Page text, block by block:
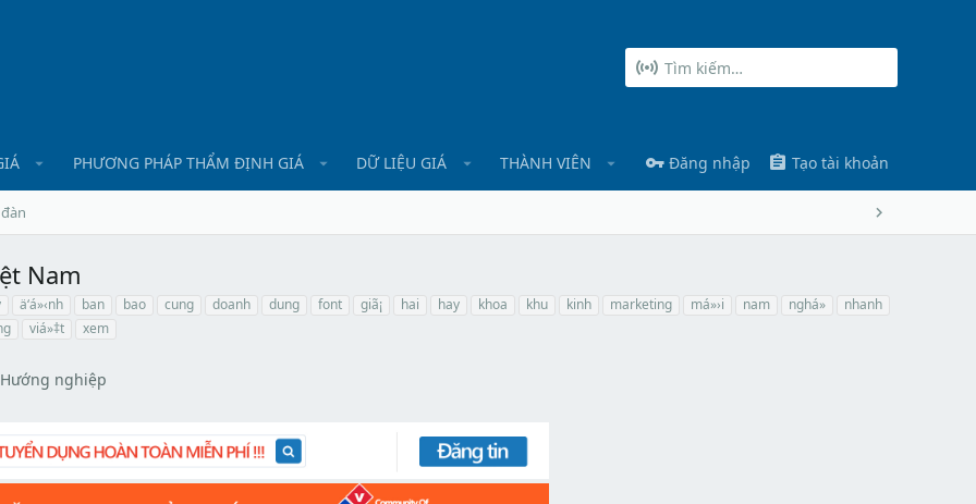
PHƯƠNG PHÁP THẨM ĐỊNH GIÁ DỮ LIỆU GIÁ THÀNH VIÊN Đăng nhập Tạo tài khoản
Nam
ä‘á»‹nh ban bao cung doanh dung font giã¡ hai hay khoa khu kinh marketing má»›i nam nghá»
nhanh
viá»‡t xem
nghiệp